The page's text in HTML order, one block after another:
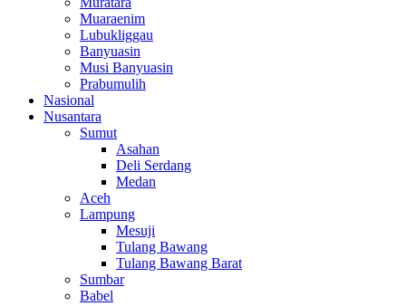
Muaraenim
Lubukliggau
Banyuasin
Musi Banyuasin
Prabumulih
Nasional
Nusantara
Sumut
Asahan
Deli Serdang
Medan
Aceh
Lampung
Mesuji
Tulang Bawang
Tulang Bawang Barat
Sumbar
Babel